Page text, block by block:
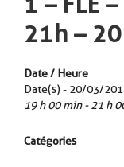
21h –
Date / Heure
Date(s) - 20/03/
19 h 00 min - 21 h
Catégories